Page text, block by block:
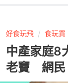
好食玩飛 食玩買
中產家庭8
老竇 網民